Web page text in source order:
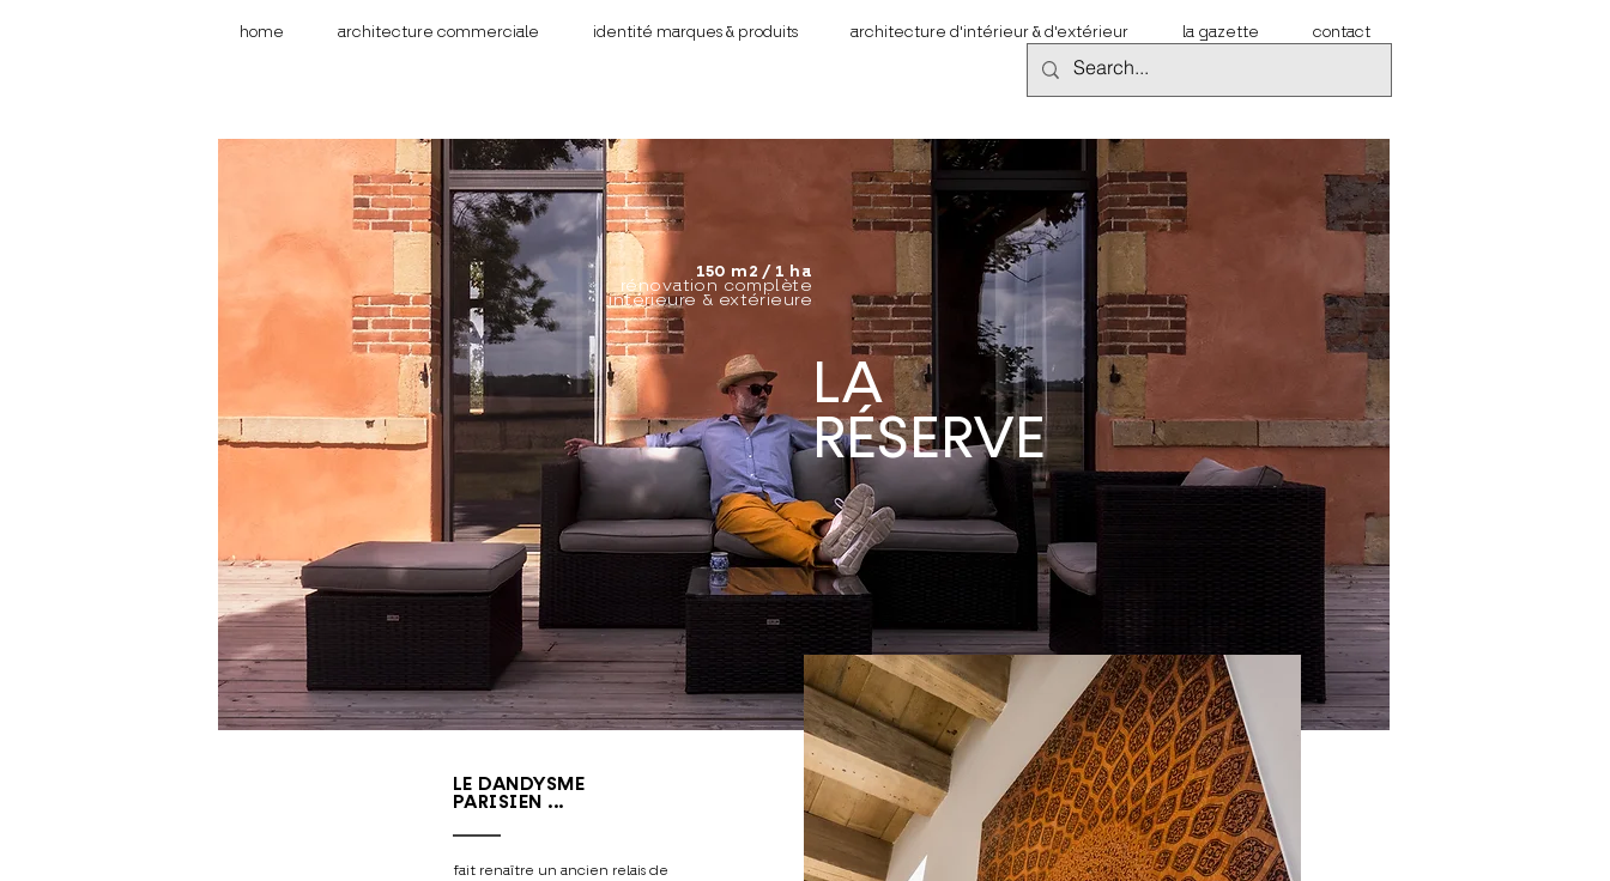
home architecture commerciale identité marques & produits architecture d'intérieur & d'extérieur la gazette contact
150 m2 / 1 ha
rénovation complète
intérieure & extérieure
LA
RÉSERVE
LE DANDYSME
​PARISIEN ...
fait renaître un ancien relais de